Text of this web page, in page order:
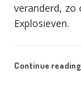
veranderd, zo
Explosieven.
Continue reading